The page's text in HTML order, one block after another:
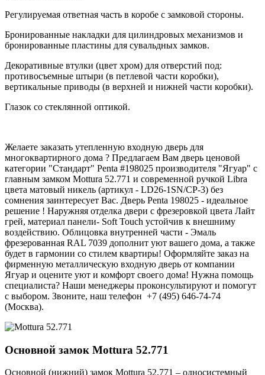
Регулируемая ответная часть в коробе с замковой стороны.
Бронированные накладки для цилиндровых механизмов и
бронированные пластины для сувальдных замков.
Декоративные втулки (цвет хром) для отверстий под:
противосъемные штыри (в петлевой части коробки),
вертикальные приводы (в верхней и нижней части коробки).
Глазок со стеклянной оптикой.
Желаете заказать утепленную входную дверь для
многоквартирного дома ? Предлагаем Вам дверь ценовой
категории "Стандарт" Penta #198025 производителя "Ягуар" с
главным замком Mottura 52.771 и современной ручкой Libra
цвета матовый никель (артикул - LD26-1SN/CP-3) без
сомнения заинтересует Вас. Дверь Penta 198025 - идеальное
решение ! Наружняя отделка двери с фрезеровкой цвета Лайт
грей, материал панели- Soft Touch устойчив к внешниму
воздействию. Облицовка внутренней части - Эмаль
фрезерованная RAL 7039 дополнит уют вашего дома, а также
будет в гармонии со стилем квартиры! Оформляйте заказ на
фирменную металлическую входную дверь от компании
Ягуар и оцените уют и комфорт своего дома! Нужна помощь
специалиста? Наши менеджеры проконсультируют и помогут
с выбором. Звоните, наш телефон +7 (495) 646-74-74
(Москва).
Основной замок Mottura 52.771
Основной (нижний) замок Mottura 52.771 – односистемный